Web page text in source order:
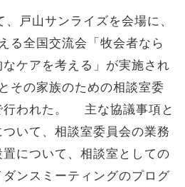
戸山サンライズを会場に、
る全国交流会「牧会者なら
ケアを考える」が実施され
その家族のための相談室委
行われた。 主な協議事項と
いて、相談室委員会の業務
について、相談室としての
ンスミーティングのプログ